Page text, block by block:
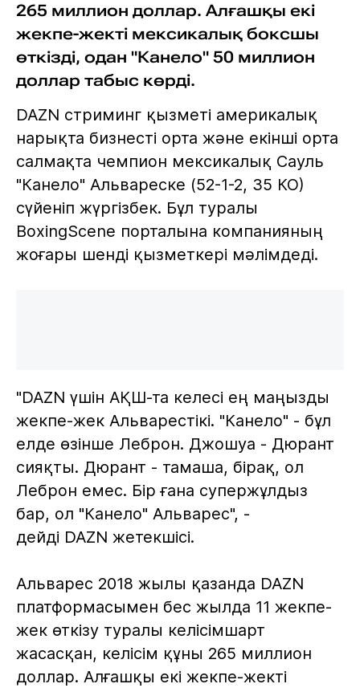
265 миллион доллар. Алғашқы екі
жекпе-жекті мексикалық боксшы
өткізді, одан "Канело" 50 миллион
доллар табыс көрді.
DAZN стриминг қызметі америкалық
нарықта бизнесті орта және екінші орта
салмақта чемпион мексикалық Сауль
"Канело" Альвареске (52-1-2, 35 КО)
сүйеніп жүргізбек. Бұл туралы
BoxingScene порталына компанияның
жоғары шенді қызметкері мәлімдеді.
"DAZN үшін АҚШ-та келесі ең маңызды
жекпе-жек Альварестікі. "Канело" - бұл
елде өзінше Леброн. Джошуа - Дюрант
сияқты. Дюрант - тамаша, бірақ, ол
Леброн емес. Бір ғана супержұлдыз
бар, ол "Канело" Альварес", -
дейді DAZN жетекшісі.
Альварес 2018 жылы қазанда DAZN
платформасымен бес жылда 11 жекпе-
жек өткізу туралы келісімшарт
жасасқан, келісім құны 265 миллион
доллар. Алғашқы екі жекпе-жекті